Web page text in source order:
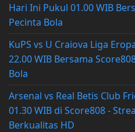
Hari Ini Pukul 01.00 WIB
Pecinta Bola
KuPS vs U Craiova Liga
22.00 WIB Bersama
Bola
Arsenal vs Real Betis Club
01.30 WIB di Score808 -
Berkualitas HD